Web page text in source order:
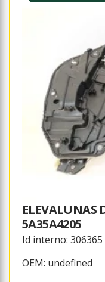
ELEVALUNAS
5A35A4205
Id interno: 306365
OEM: undefined